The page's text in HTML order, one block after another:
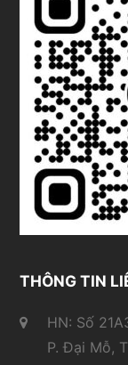
THÔNG TIN
HN: Số
P. Đại Mỗ,